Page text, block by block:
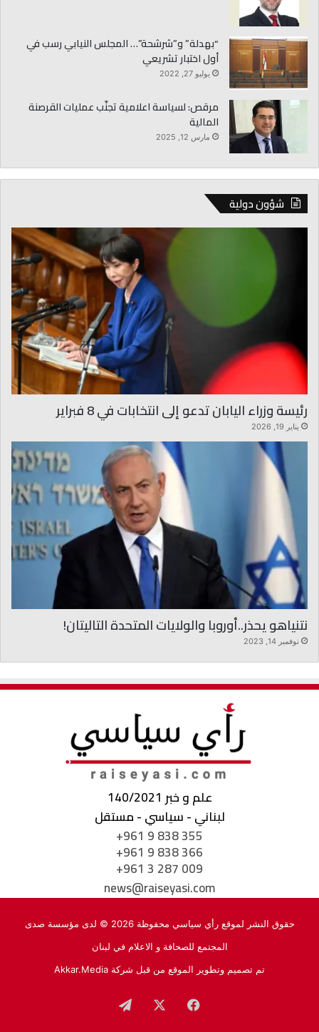
“بهدلة” و”شرشحة”… المجلس النيابي رسب في
أول اختبار تشريعي
يوليو 27, 2022
مرقص: لسياسة اعلامية تجنّب عمليات القرصنة
المالية
مارس 12, 2025
شؤون دولية
رئيسة وزراء اليابان تدعو إلى انتخابات في 8 فبراير
يناير 19, 2026
نتنياهو يحذر..أوروبا والولايات المتحدة التاليتان!
نوفمبر 14, 2023
علم و خبر 140/2021
لبناني - سياسي - مستقل
+961 9 838 355
+961 9 838 366
+961 3 287 009
news@raiseyasi.com
حقوق النشر لموقع رأي سياسي محفوظة 2026 © لدى مؤسسة صدى
المجتمع للصحافة و الاعلام في لبنان
تم تصميم وتطوير الموقع من قبل شركة Akkar.Media
فيسبوك تيلقرام